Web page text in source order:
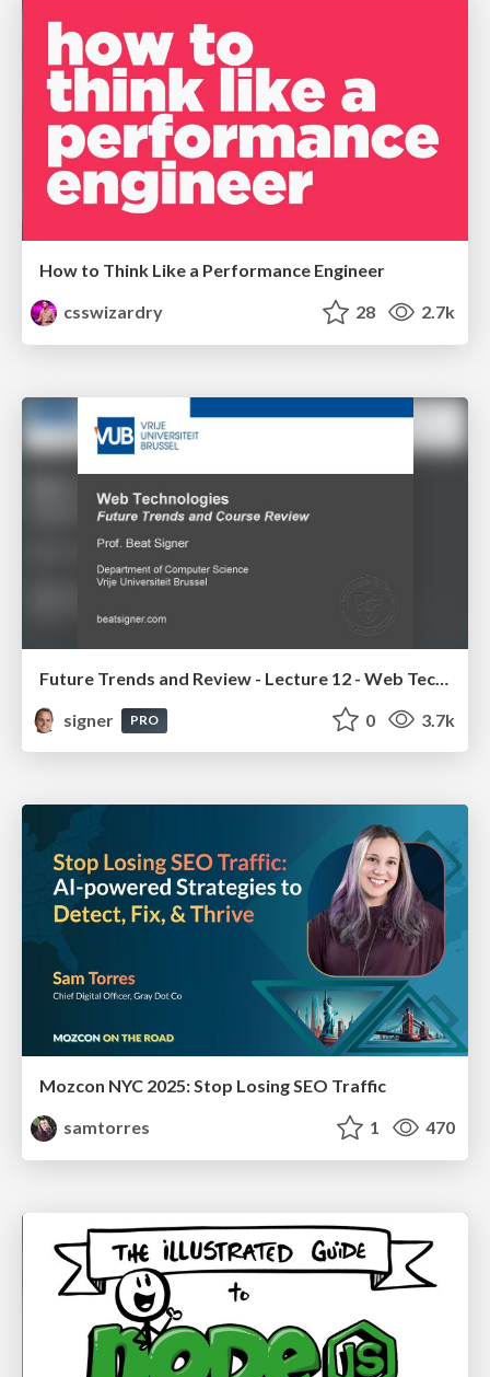
How to Think Like a Performance Engineer
csswizardry
28 2.7k
signer
PRO 0 3.7k
Mozcon NYC 2025: Stop Losing SEO Traffic
samtorres
1 470